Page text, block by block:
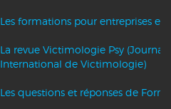
Les formations pour entreprises et
La revue Victimologie Psy (Journal
International de Victimologie)
Les questions et réponses de